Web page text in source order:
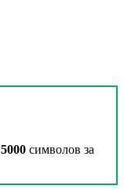
5000 символов за